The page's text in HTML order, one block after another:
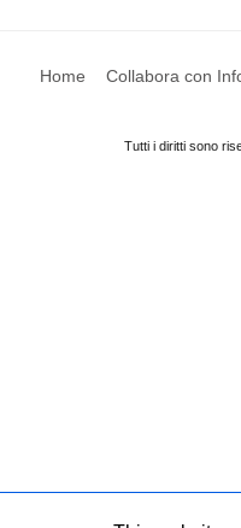
Home Collabora con
Tutti i diritti sono